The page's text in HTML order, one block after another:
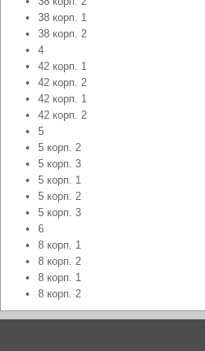
38 корп. 1
38 корп. 2
4
42 корп. 1
42 корп. 2
42 корп. 1
42 корп. 2
5
5 корп. 2
5 корп. 3
5 корп. 1
5 корп. 2
5 корп. 3
6
8 корп. 1
8 корп. 2
8 корп. 1
8 корп. 2